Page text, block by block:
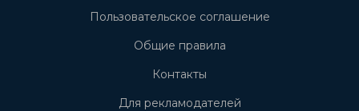
Пользовательское соглашение
Общие правила
Контакты
Для рекламодателей